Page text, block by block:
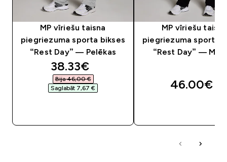
MP vīriešu taisna
piegriezuma sporta bikses
“Rest Day” — Pelēkas
discounted price
38.33€‎
Bija 46,00 €‎
Saglabāt 7,67 €‎
MP vīriešu taisna
piegriezuma sporta
“Rest Day” —
46.00€‎